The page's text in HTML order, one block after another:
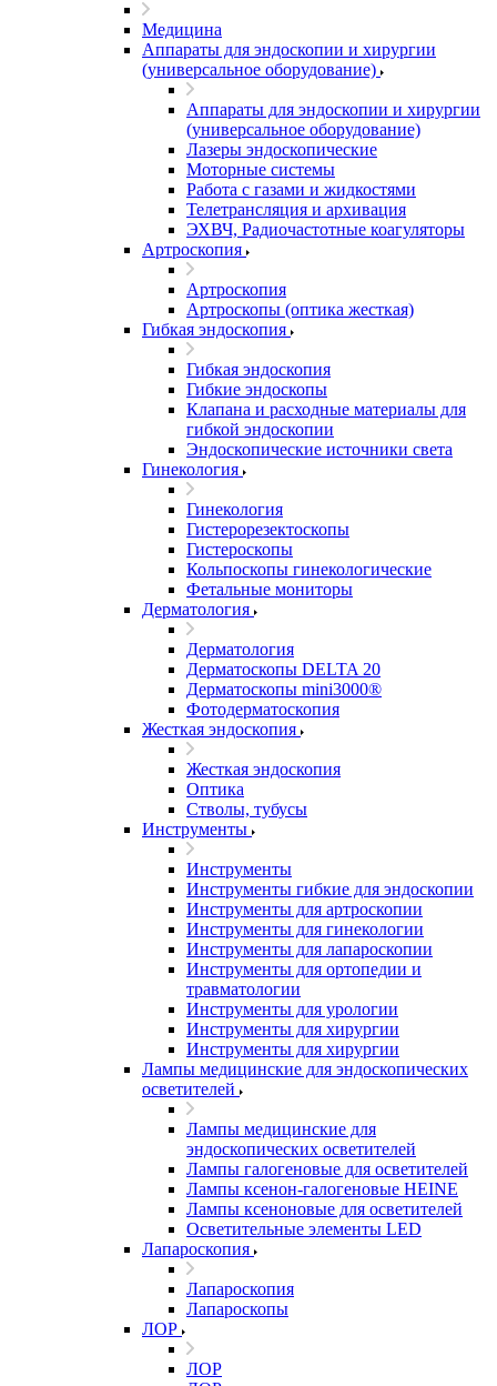
Медицина
Аппараты для эндоскопии и хирургии
(универсальное оборудование)
Аппараты для эндоскопии и хирургии
(универсальное оборудование)
Лазеры эндоскопические
Моторные системы
Работа с газами и жидкостями
Телетрансляция и архивация
ЭХВЧ, Радиочастотные коагуляторы
Артроскопия
Артроскопия
Артроскопы (оптика жесткая)
Гибкая эндоскопия
Гибкая эндоскопия
Гибкие эндоскопы
Клапана и расходные материалы для
гибкой эндоскопии
Эндоскопические источники света
Гинекология
Гинекология
Гистерорезектоскопы
Гистероскопы
Кольпоскопы гинекологические
Фетальные мониторы
Дерматология
Дерматология
Дерматоскопы DELTA 20
Дерматоскопы mini3000®
Фотодерматоскопия
Жесткая эндоскопия
Жесткая эндоскопия
Оптика
Стволы, тубусы
Инструменты
Инструменты
Инструменты гибкие для эндоскопии
Инструменты для артроскопии
Инструменты для гинекологии
Инструменты для лапароскопии
Инструменты для ортопедии и
травматологии
Инструменты для урологии
Инструменты для хирургии
Инструменты для хирургии
Лампы медицинские для эндоскопических
осветителей
Лампы медицинские для
эндоскопических осветителей
Лампы галогеновые для осветителей
Лампы ксенон-галогеновые HEINE
Лампы ксеноновые для осветителей
Осветительные элементы LED
Лапароскопия
Лапароскопия
Лапароскопы
ЛОР
ЛОР